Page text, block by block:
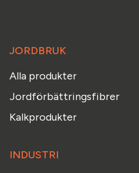
JORDBRUK
Alla produkter
Jordförbättringsfibrer
Kalkprodukter
INDUSTRI